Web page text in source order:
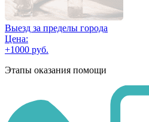
Выезд за пределы города
Цена:
+1000 руб.
Этапы оказания помощи